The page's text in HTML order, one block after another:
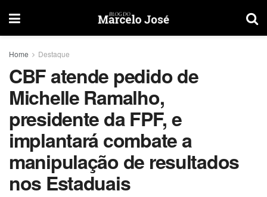
Home Destaque
CBF atende pedido de
Michelle Ramalho,
presidente da FPF, e
implantará combate a
manipulação de resultados
nos Estaduais